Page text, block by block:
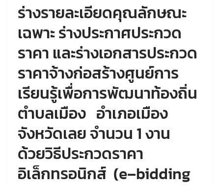
ร่างรายละเอียดคุณลักษณะ
เฉพาะ ร่างประกาศประกวด
ราคา และร่างเอกสารประกวด
ราคาจ้างก่อสร้างศูนย์การ
เรียนรู้เพื่อการพัฒนาท้องถิ่น
ตำบลเมือง อำเภอเมือง
จังหวัดเลย จำนวน 1 งาน
ด้วยวิธีประกวดราคา
อิเล็กทรอนิกส์ (e–bidding